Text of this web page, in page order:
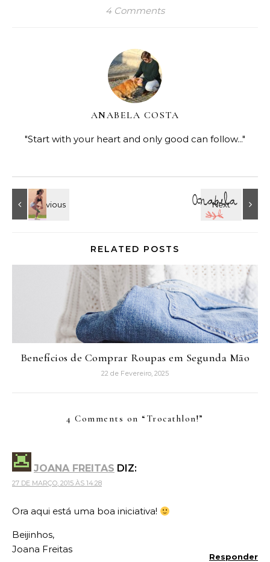
4 Comments
ANABELA COSTA
"Start with your heart and only good can follow..."
RELATED POSTS
Benefícios de Comprar Roupas em Segunda Mão
22 de Fevereiro, 2025
4 Comments on “ Trocathlon!”
JOANA FREITAS DIZ:
27 DE MARÇO, 2015 ÀS 14:28
Ora aqui está uma boa iniciativa!
Beijinhos,
Joana Freitas
Responder